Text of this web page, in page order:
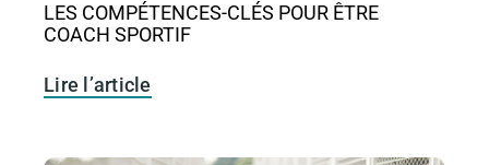
LES COMPÉTENCES-CLÉS POUR ÊTRE
COACH SPORTIF
Lire l’article